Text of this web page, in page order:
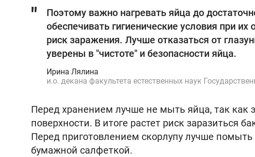
Поэтому важно нагревать яйца до
обеспечивать гигиенические условия при
риск заражения. Лучше отказаться от
уверены в "чистоте" и безопасности яйца.
Ирина Лялина
и.о. декана факультета естественных наук
Перед хранением лучше не мыть яйца, так как
поверхности. В итоге растет риск заразиться
Перед приготовлением скорлупу лучше
бумажной салфеткой.